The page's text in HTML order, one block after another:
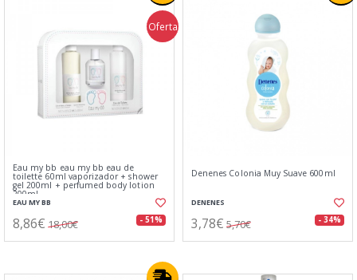
Oferta
Eau my bb eau my bb eau de
toilette 60ml vaporizador + shower
gel 200ml + perfumed body lotion
200ml
EAU MY BB
8,86€ 18,00€ - 51%
Denenes Colonia Muy Suave 600ml
DENENES
3,78€ 5,70€ - 34%